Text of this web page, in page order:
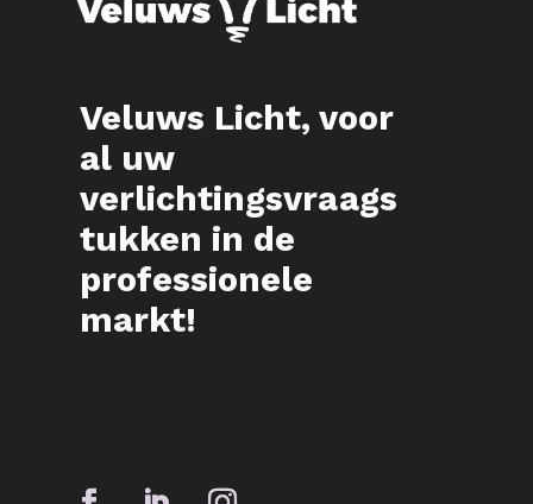
Veluws Licht, voor
al uw
verlichtingsvraags
tukken in de
professionele
markt!